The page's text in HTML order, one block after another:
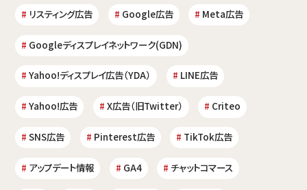
リスティング広告 Google広告 Meta広告
Googleディスプレイネットワーク(GDN)
Yahoo!ディスプレイ広告（YDA） LINE広告
Yahoo!広告 X広告（旧Twitter） Criteo
SNS広告 Pinterest広告 TikTok広告
アップデート情報 GA4 チャットコマース